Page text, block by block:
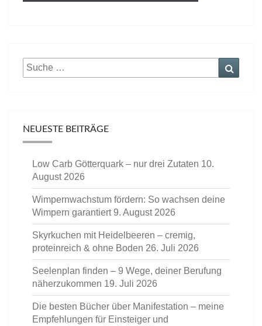
Suche
nach:
NEUESTE BEITRÄGE
Low Carb Götterquark – nur drei Zutaten 10.
August 2026
Wimpernwachstum fördern: So wachsen deine
Wimpern garantiert 9. August 2026
Skyrkuchen mit Heidelbeeren – cremig,
proteinreich & ohne Boden 26. Juli 2026
Seelenplan finden – 9 Wege, deiner Berufung
näherzukommen 19. Juli 2026
Die besten Bücher über Manifestation – meine
Empfehlungen für Einsteiger und